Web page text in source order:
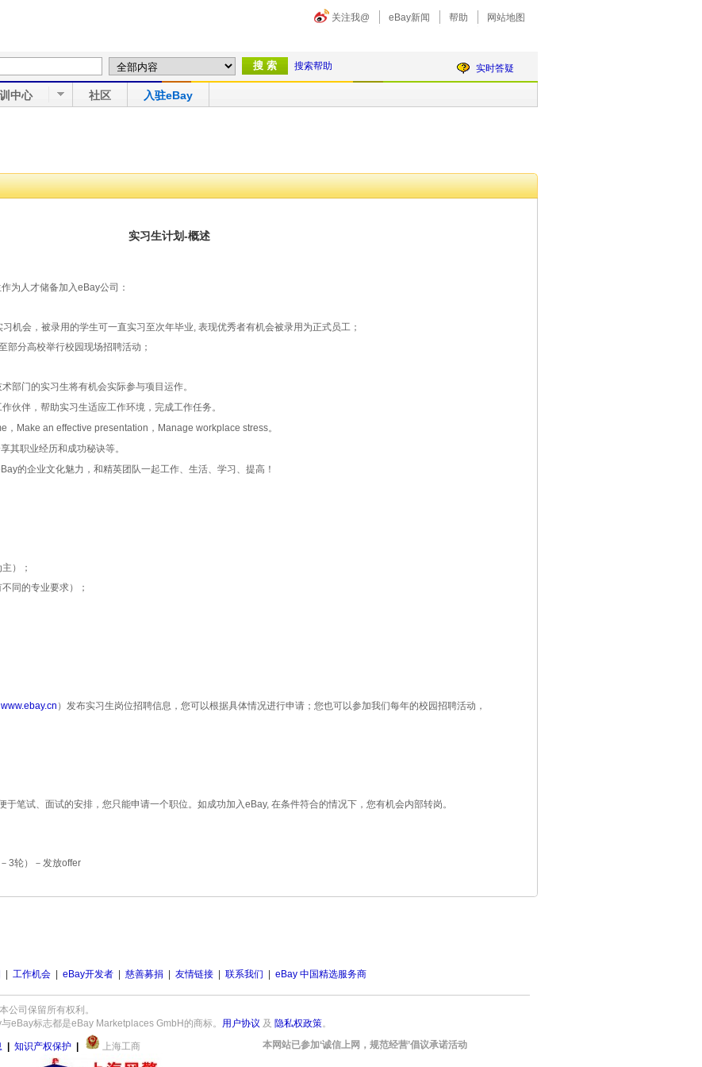
关注我@ eBay新闻 帮助 网站地图
搜索帮助 实时答疑
中心 社区 入驻eBay
实习生计划-概述
为人才储备加入eBay公司：
机会，被录用的学生可一直实习至次年毕业,表现优秀者有机会被录用为正式员工；
部分高校举行校园现场招聘活动；
部门的实习生将有机会实际参与项目运作。
伙伴，帮助实习生适应工作环境，完成工作任务。
， Make an effective presentation ， Manage workplace stress。
其职业经历和成功秘诀等。
的企业文化魅力，和精英团队一起工作、生活、学习、提高！
）；
同的专业要求）；
www.ebay.cn ）发布实习生岗位招聘信息，您可以根据具体情况进行申请；您也可以参加我们每年的校园招聘活动，
于笔试、面试的安排，您只能申请一个职位。如成功加入eBay,在条件符合的情况下，您有机会内部转岗。
－3轮） －发放offer
工作机会 eBay开发者 慈善募捐 友情链接 联系我们 eBay 中国精选服务商
司保留所有权利。
eBay标志都是eBay Marketplaces GmbH的商标。 用户协议 及 隐私权政策。
知识产权保护 上海工商 本网站已参加‘诚信上网，规范经营’倡议承诺活动